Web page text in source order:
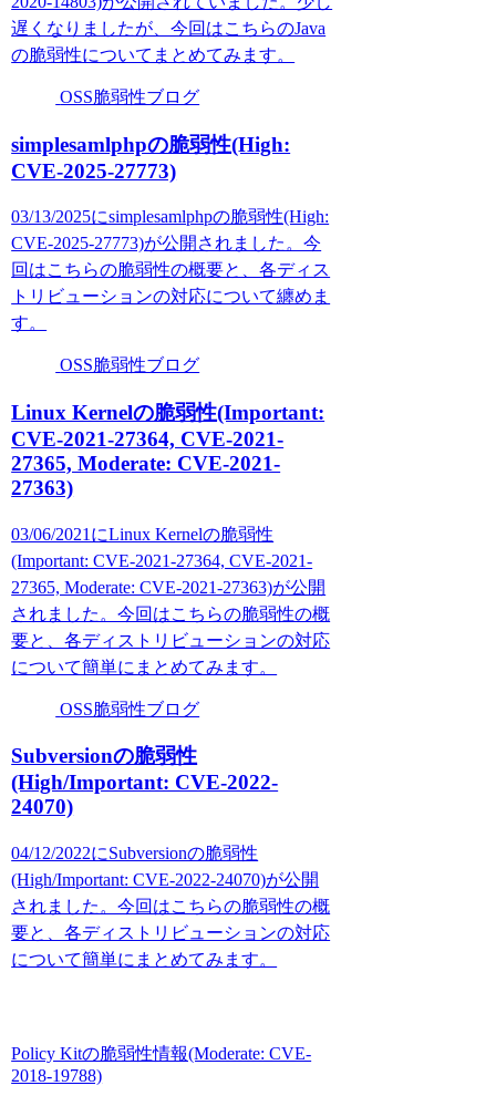
遅くなりましたが、今回はこちらのJava
の脆弱性についてまとめてみます。
OSS脆弱性ブログ
simplesamlphpの脆弱性(High:
CVE-2025-27773)
03/13/2025にsimplesamlphpの脆弱性(High:
CVE-2025-27773)が公開されました。今
回はこちらの脆弱性の概要と、各ディス
トリビューションの対応について纏めま
す。
OSS脆弱性ブログ
Linux Kernelの脆弱性(Important:
CVE-2021-27364, CVE-2021-
27365, Moderate: CVE-2021-
27363)
03/06/2021にLinux Kernelの脆弱性
(Important: CVE-2021-27364, CVE-2021-
27365, Moderate: CVE-2021-27363)が公開
されました。今回はこちらの脆弱性の概
要と、各ディストリビューションの対応
について簡単にまとめてみます。
OSS脆弱性ブログ
Subversionの脆弱性
(High/Important: CVE-2022-
24070)
04/12/2022にSubversionの脆弱性
(High/Important: CVE-2022-24070)が公開
されました。今回はこちらの脆弱性の概
要と、各ディストリビューションの対応
について簡単にまとめてみます。
Policy Kitの脆弱性情報(Moderate: CVE-
2018-19788)